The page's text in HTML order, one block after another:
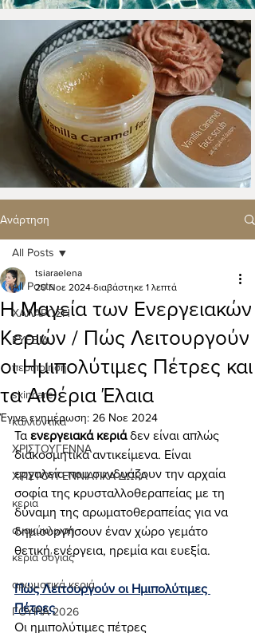
Ανάρτηση
All Posts
ΧΑΛΑΡΩΣΗ
ΕΥΕΞΙΑ
περιποίηση
skincare
καλλυντικά
ΧΡΙΣΤΟΥΓΕΝΝΑ
ΧΡΙΣΤΟΥΓΕΝΝΙΑΤΙΚΑ ΔΩΡΑ
κερια
ανακύκλωση
κεριά σόγιας
αρωματικά κεριά
ΓΟΥΡΙΑ 2026
All Posts
Η Μαγεία των Ενεργειακών
Κεριών / Πώς Λειτουργούν
οι Ημιπολύτιμες Πέτρες και
τα Αιθέρια Έλαια
tsiaraelena
20 Νοε 2024 διαβάστηκε 1 λεπτά
Έγινε ενημέρωση: 26 Νοε 2024
Τα ενεργειακά κεριά δεν είναι απλώς
διακοσμητικά αντικείμενα. Είναι
εργαλεία που συνδυάζουν την αρχαία
σοφία της κρυσταλλοθεραπείας με τη
δύναμη της αρωματοθεραπείας για να
δημιουργήσουν έναν χώρο γεμάτο
θετική ενέργεια, ηρεμία και ευεξία.
Πώς Λειτουργούν οι Ημιπολύτιμες
Πέτρες
Οι ημιπολύτιμες πέτρες